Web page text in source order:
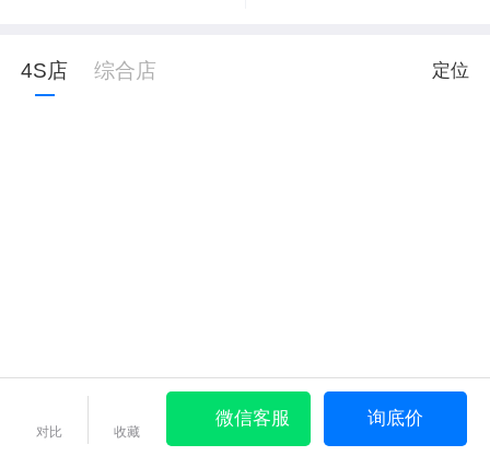
4S店 综合店 定位
对比 收藏
微信客服 询底价